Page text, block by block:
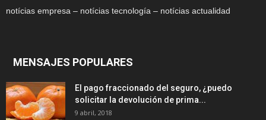
notícias empresa – notícias tecnología – notícias actualidad
MENSAJES POPULARES
El pago fraccionado del seguro, ¿puedo
solicitar la devolución de prima...
9 abril, 2018